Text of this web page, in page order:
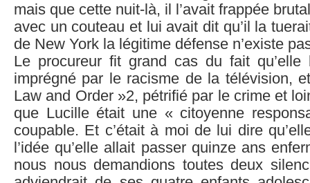
mais que cette nuit-là, il l’avait frappée
avec un couteau et lui avait dit qu’il la
de New York la légitime défense n’existe
Le procureur fit grand cas du fait
imprégné par le racisme de la télévision,
Law and Order »2, pétrifié par le crime et
que Lucille était une « citoyenne
coupable. Et c’était à moi de lui dire
l’idée qu’elle allait passer quinze ans
nous nous demandions toutes deux